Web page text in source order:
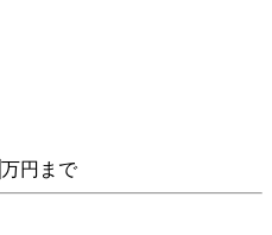
万円まで